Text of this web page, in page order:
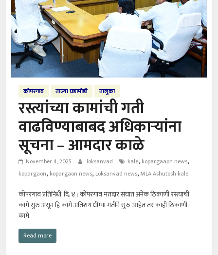
कोपरगाव ताज्या घडामोडी तालुका
रस्त्यांच्या कामांची गती
वाढविण्याबाबद अधिकाऱ्यांना
सूचना – आमदार काळे
November 4, 2025 loksanvad kale, kopargaaon news,
kopargaon, kopargaon news, Loksanvad news,MLA Ashutosh kale
कोपरगाव प्रतिनिधी, दि. ४ : कोपरगाव मतदार संघात अनेक ठिकाणी रस्त्यांची
कामे सुरु असून हि कामे अतिशय धीम्या गतीने सुरु आहेत तर काही ठिकाणी
कामे
Read more